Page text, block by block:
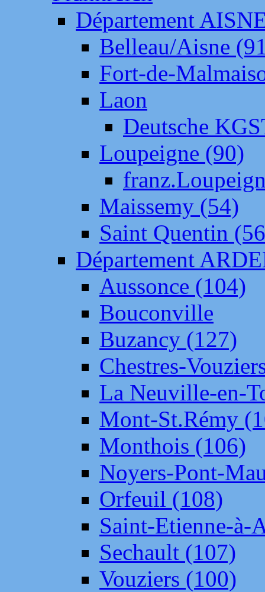
Département
Belleau/Aisne
Fort-de-
Laon
Deutsche
Loupeigne (90)
Maissemy (54)
Saint Quentin
Département
Aussonce (104)
Bouconville
Buzancy (127)
Chestres-
La Neuville-en-
Mont-St.Rémy
Monthois (106)
Noyers-Pont-
Orfeuil (108)
Saint-Etienne-à-
Sechault (107)
Vouziers (100)